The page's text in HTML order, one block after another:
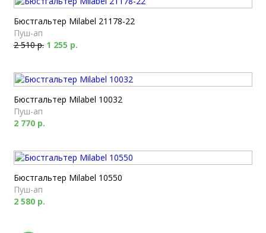
Бюстгальтер Milabel 21178-22
Пуш-ап
2 510 р. 1 255 р.
Бюстгальтер Milabel 10032
Пуш-ап
2 770 р.
Бюстгальтер Milabel 10550
Пуш-ап
2 580 р.